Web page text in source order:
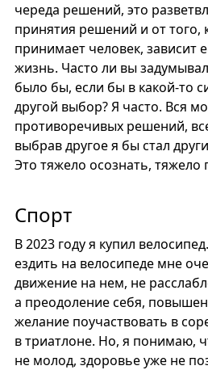
череда решений, это
принятия решений и от того,
принимает человек, зависит
жизнь. Часто ли вы
было бы, если бы в какой-то
другой выбор? Я часто. Вся
противоречивых решений,
выбрав другое я бы стал
Это тяжело осознать, тяжело
Спорт
В 2023 году я купил
ездить на велосипеде мне
движение на нем, не
а преодоление себя,
желание поучаствовать в
в триатлоне. Но, я понимаю,
не молод, здоровье уже не